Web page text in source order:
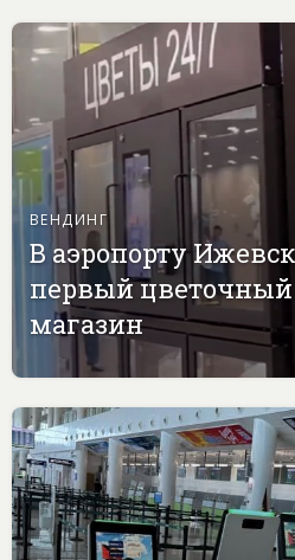
ВЕНДИНГ
В аэропорту
первый
магазин